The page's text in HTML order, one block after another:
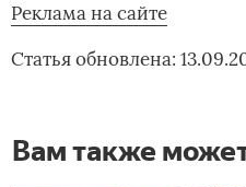
Реклама на сайте
Статья обновлена:
Вам также